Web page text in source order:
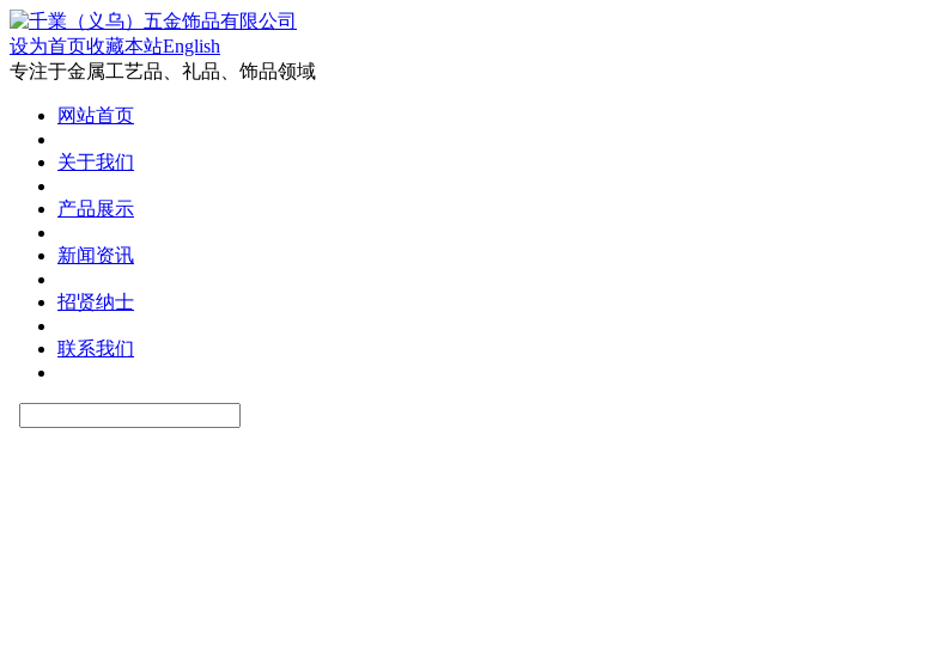
设为首页收藏本站English
专注于金属工艺品、礼品、饰品领域
网站首页
关于我们
产品展示
新闻资讯
招贤纳士
联系我们